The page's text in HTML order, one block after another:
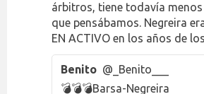
árbitros, tiene todavía
que pensábamos. Negreira
EN ACTIVO en los años de
Benito @_Benito___
💣💣💣Barsa-Negreira